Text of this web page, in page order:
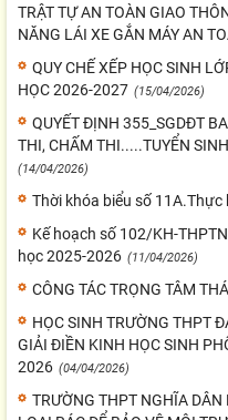
TRẬT TỰ AN TOÀN GIAO
NĂNG LÁI XE GẮN MÁY AN
QUY CHẾ XẾP HỌC SINH
HỌC 2026-2027 (15/04/2026)
QUYẾT ĐỊNH 355_SGDĐT
THI, CHẤM THI.....TUYỂN
(14/04/2026)
Thời khóa biểu số
Kế hoạch số 102/KH-
học 2025-2026 (11/04/2026)
CÔNG TÁC TRỌNG TÂM
HỌC SINH TRƯỜNG THPT
GIẢI ĐIỀN KINH HỌC SINH
2026 (04/04/2026)
TRƯỜNG THPT NGHĨA